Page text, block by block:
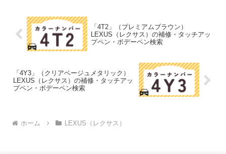
「4T2」（プレミアムブラウン）
LEXUS（レクサス）の補修・タッチアッ
プペン・ボデーペン検索
「4Y3」（クリアベージュメタリック）
LEXUS（レクサス）の補修・タッチアッ
プペン・ボデーペン検索
ホーム LEXUS（レクサス）